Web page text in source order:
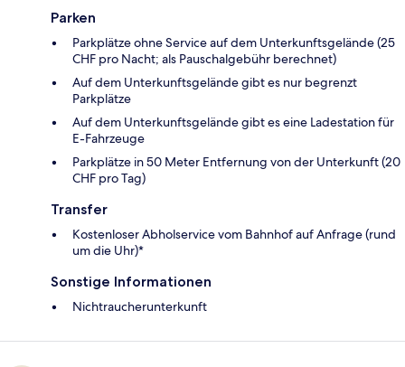
Parken
Parkplätze ohne Service auf dem Unterkunftsgelände (25
CHF pro Nacht; als Pauschalgebühr berechnet)
Auf dem Unterkunftsgelände gibt es nur begrenzt
Parkplätze
Auf dem Unterkunftsgelände gibt es eine Ladestation für
E-Fahrzeuge
Parkplätze in 50 Meter Entfernung von der Unterkunft (20
CHF pro Tag)
Transfer
Kostenloser Abholservice vom Bahnhof auf Anfrage (rund
um die Uhr)*
Sonstige Informationen
Nichtraucherunterkunft